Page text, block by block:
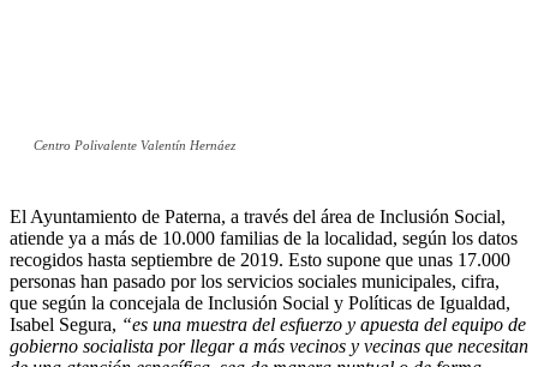
Centro Polivalente Valentín Hernáez
El Ayuntamiento de Paterna, a través del área de Inclusión Social,
atiende ya a más de 10.000 familias de la localidad, según los datos
recogidos hasta septiembre de 2019. Esto supone que unas 17.000
personas han pasado por los servicios sociales municipales, cifra,
que según la concejala de Inclusión Social y Políticas de Igualdad,
Isabel Segura, “es una muestra del esfuerzo y apuesta del equipo de
gobierno socialista por llegar a más vecinos y vecinas que necesitan